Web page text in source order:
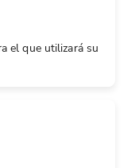
el que utilizará su